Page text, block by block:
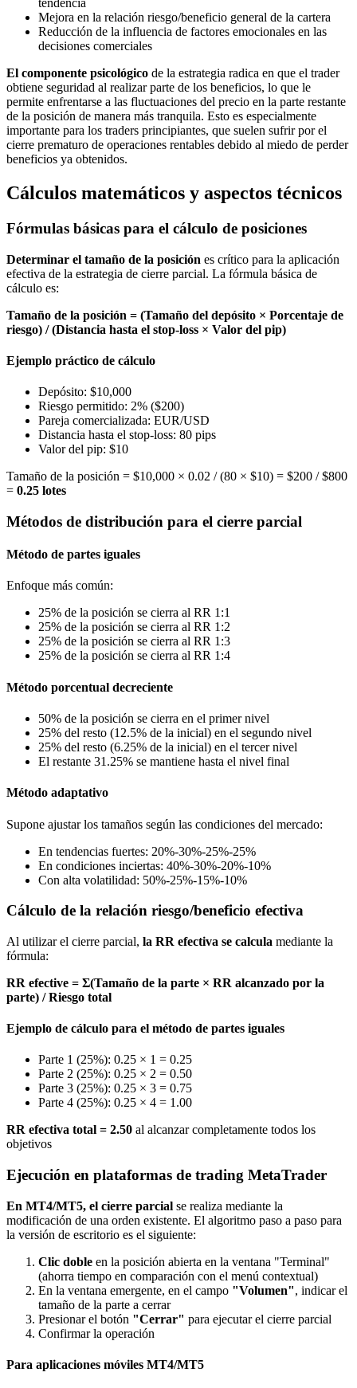
tendencia
Mejora en la relación riesgo/beneficio general de la cartera
Reducción de la influencia de factores emocionales en las
decisiones comerciales
El componente psicológico de la estrategia radica en que el trader
obtiene seguridad al realizar parte de los beneficios, lo que le
permite enfrentarse a las fluctuaciones del precio en la parte restante
de la posición de manera más tranquila. Esto es especialmente
importante para los traders principiantes, que suelen sufrir por el
cierre prematuro de operaciones rentables debido al miedo de perder
beneficios ya obtenidos.
Cálculos matemáticos y aspectos técnicos
Fórmulas básicas para el cálculo de posiciones
Determinar el tamaño de la posición es crítico para la aplicación
efectiva de la estrategia de cierre parcial. La fórmula básica de
cálculo es:
Tamaño de la posición = (Tamaño del depósito × Porcentaje de
riesgo) / (Distancia hasta el stop-loss × Valor del pip)
Ejemplo práctico de cálculo
Depósito: $10,000
Riesgo permitido: 2% ($200)
Pareja comercializada: EUR/USD
Distancia hasta el stop-loss: 80 pips
Valor del pip: $10
Tamaño de la posición = $10,000 × 0.02 / (80 × $10) = $200 / $800
= 0.25 lotes
Métodos de distribución para el cierre parcial
Método de partes iguales
Enfoque más común:
25% de la posición se cierra al RR 1:1
25% de la posición se cierra al RR 1:2
25% de la posición se cierra al RR 1:3
25% de la posición se cierra al RR 1:4
Método porcentual decreciente
50% de la posición se cierra en el primer nivel
25% del resto (12.5% de la inicial) en el segundo nivel
25% del resto (6.25% de la inicial) en el tercer nivel
El restante 31.25% se mantiene hasta el nivel final
Método adaptativo
Supone ajustar los tamaños según las condiciones del mercado:
En tendencias fuertes: 20%-30%-25%-25%
En condiciones inciertas: 40%-30%-20%-10%
Con alta volatilidad: 50%-25%-15%-10%
Cálculo de la relación riesgo/beneficio efectiva
Al utilizar el cierre parcial, la RR efectiva se calcula mediante la
fórmula:
RR efective = Σ(Tamaño de la parte × RR alcanzado por la
parte) / Riesgo total
Ejemplo de cálculo para el método de partes iguales
Parte 1 (25%): 0.25 × 1 = 0.25
Parte 2 (25%): 0.25 × 2 = 0.50
Parte 3 (25%): 0.25 × 3 = 0.75
Parte 4 (25%): 0.25 × 4 = 1.00
RR efectiva total = 2.50 al alcanzar completamente todos los
objetivos
Ejecución en plataformas de trading MetaTrader
En MT4/MT5, el cierre parcial se realiza mediante la
modificación de una orden existente. El algoritmo paso a paso para
la versión de escritorio es el siguiente:
Clic doble en la posición abierta en la ventana "Terminal"
(ahorra tiempo en comparación con el menú contextual)
En la ventana emergente, en el campo "Volumen", indicar el
tamaño de la parte a cerrar
Presionar el botón "Cerrar" para ejecutar el cierre parcial
Confirmar la operación
Para aplicaciones móviles MT4/MT5